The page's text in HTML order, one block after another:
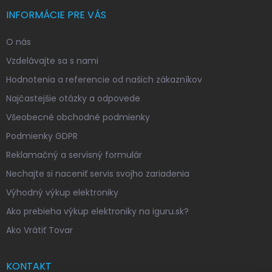
INFORMÁCIE PRE VÁS
O nás
Vzdelávajte sa s nami
Hodnotenia a referencie od našich zákazníkov
Najčastejšie otázky a odpovede
Všeobecné obchodné podmienky
Podmienky GDPR
Reklamačný a servisný formulár
Nechajte si naceniť servis svojho zariadenia
Výhodný výkup elektroniky
Ako prebieha výkup elektroniky na iguru.sk?
Ako Vrátiť Tovar
KONTAKT